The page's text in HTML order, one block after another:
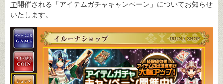
で開催される「アイテムガチャキャンペーン」についてお知らせ
いたします。